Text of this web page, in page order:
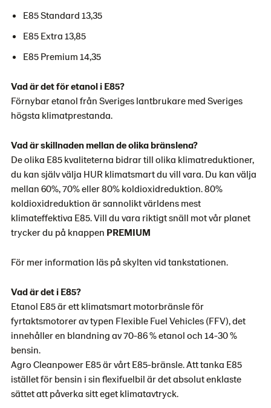
E85 Standard 13,35
E85 Extra 13,85
E85 Premium 14,35
Vad är det för etanol i E85?
Förnybar etanol från Sveriges lantbrukare med Sveriges
högsta klimatprestanda.
Vad är skillnaden mellan de olika bränslena?
De olika E85 kvaliteterna bidrar till olika klimatreduktioner,
du kan själv välja HUR klimatsmart du vill vara. Du kan välja
mellan 60%, 70% eller 80% koldioxidreduktion. 80%
koldioxidreduktion är sannolikt världens mest
klimateffektiva E85. Vill du vara riktigt snäll mot vår planet
trycker du på knappen PREMIUM
För mer information läs på skylten vid tankstationen.
Vad är det i E85?
Etanol E85 är ett klimatsmart motorbränsle för
fyrtaktsmotorer av typen Flexible Fuel Vehicles (FFV), det
innehåller en blandning av 70-86 % etanol och 14-30 %
bensin.
Agro Cleanpower E85 är vårt E85-bränsle. Att tanka E85
istället för bensin i sin flexifuelbil är det absolut enklaste
sättet att påverka sitt eget klimatavtryck.